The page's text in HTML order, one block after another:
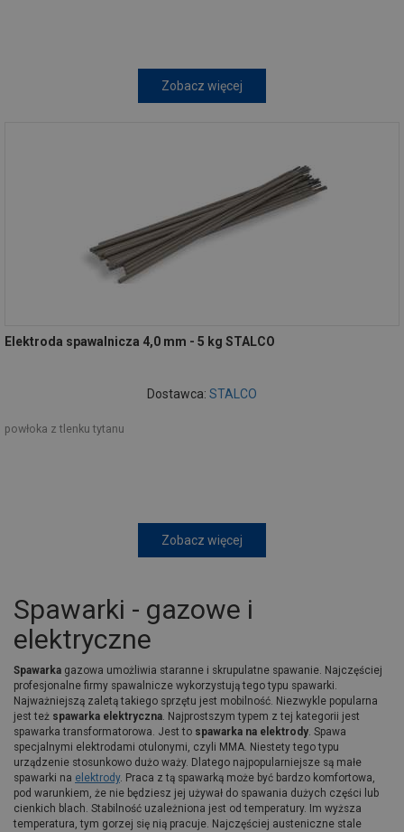
Zobacz więcej
Elektroda spawalnicza 4,0 mm - 5 kg STALCO
Dostawca: STALCO
powłoka z tlenku tytanu
Zobacz więcej
Spawarki - gazowe i
elektryczne
Spawarka gazowa umożliwia staranne i skrupulatne spawanie. Najczęściej
profesjonalne firmy spawalnicze wykorzystują tego typu spawarki.
Najważniejszą zaletą takiego sprzętu jest mobilność. Niezwykle popularna
jest też spawarka elektryczna. Najprostszym typem z tej kategorii jest
spawarka transformatorowa. Jest to spawarka na elektrody. Spawa
specjalnymi elektrodami otulonymi, czyli MMA. Niestety tego typu
urządzenie stosunkowo dużo waży. Dlatego najpopularniejsze są małe
spawarki na elektrody. Praca z tą spawarką może być bardzo komfortowa,
pod warunkiem, że nie będziesz jej używał do spawania dużych części lub
cienkich blach. Stabilność uzależniona jest od temperatury. Im wyższa
temperatura, tym gorzej się nią pracuje. Najczęściej austeniczne stale